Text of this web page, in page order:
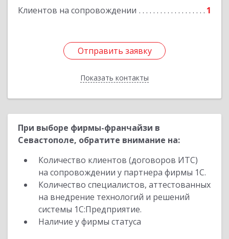
Клиентов на сопровождении 1
Отправить заявку
Показать контакты
Отправить заявку
Назад
При выборе фирмы-франчайзи в
Севастополе, обратите внимание на:
Количество клиентов (договоров ИТС)
на сопровождении у партнера фирмы 1С.
Количество специалистов, аттестованных
на внедрение технологий и решений
системы 1С:Предприятие.
Наличие у фирмы статуса